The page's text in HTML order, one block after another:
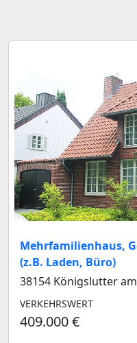
Mehrfamilienhaus,
(z.B. Laden, Büro)
38154 Königslutter
VERKEHRSWERT
409.000 €